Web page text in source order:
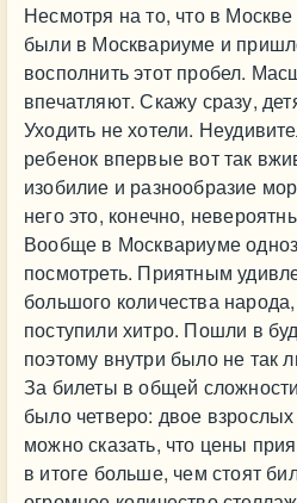
Несмотря на то, что в
были в Москвариуме и
восполнить этот пробел.
впечатляют. Скажу сразу,
Уходить не хотели.
ребенок впервые вот так
изобилие и разнообразие
него это, конечно,
Вообще в Москвариуме
посмотреть. Приятным
большого количества
поступили хитро. Пошли в
поэтому внутри было не так
За билеты в общей
было четверо: двое
можно сказать, что цены
в итоге больше, чем стоят